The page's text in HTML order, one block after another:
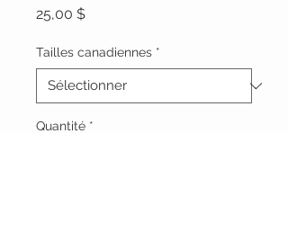
25,00 $Prix
Tailles canadiennes *
Quantité *